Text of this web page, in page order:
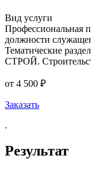
Вид услуги
Профессиональная
должности
Тематические
СТРОЙ.
от 4 500 ₽
Заказать
.
Результат